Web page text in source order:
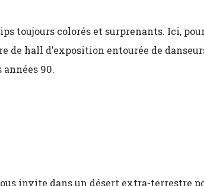
toujours colorés et surprenants. Ici,
de hall d’exposition entourée de
90.
invite dans un désert extra-terrestre